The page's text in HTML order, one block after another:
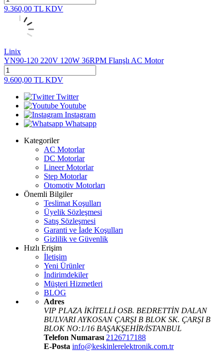
9.360,00 TL KDV
Linix
YN90-120 220V 120W 36RPM Flanşlı AC Motor
9.600,00 TL KDV
Twitter
Youtube
Instagram
Whatsapp
Kategoriler
AC Motorlar
DC Motorlar
Lineer Motorlar
Step Motorlar
Otomotiv Motorları
Önemli Bilgiler
Teslimat Koşulları
Üyelik Sözleşmesi
Satış Sözleşmesi
Garanti ve İade Koşulları
Gizlilik ve Güvenlik
Hızlı Erişim
İletişim
Yeni Ürünler
İndirimdekiler
Müşteri Hizmetleri
BLOG
Adres
VIP PLAZA İKİTELLİ OSB. BEDRETTİN DALAN
BULVARI AYKOSAN ÇARŞI B BLOK SK. ÇARŞI B
BLOK NO:1/16 BAŞAKŞEHİR/İSTANBUL
Telefon Numarası 2126717188
E-Posta info@keskinlerelektronik.com.tr